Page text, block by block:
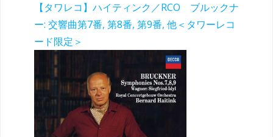
【タワレコ】ハイティンク／RCO ブルックナ
ー: 交響曲第7番, 第8番, 第9番, 他＜タワーレコ
ード限定＞